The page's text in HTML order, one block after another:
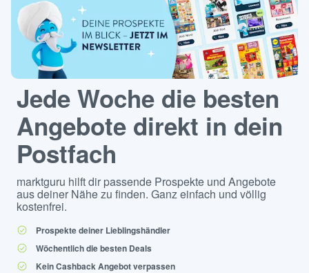
Jede Woche die besten
Angebote direkt in dein
Postfach
marktguru hilft dir passende Prospekte und Angebote
aus deiner Nähe zu finden. Ganz einfach und völlig
kostenfrei.
Prospekte deiner Lieblingshändler
Wöchentlich die besten Deals
Kein Cashback Angebot verpassen